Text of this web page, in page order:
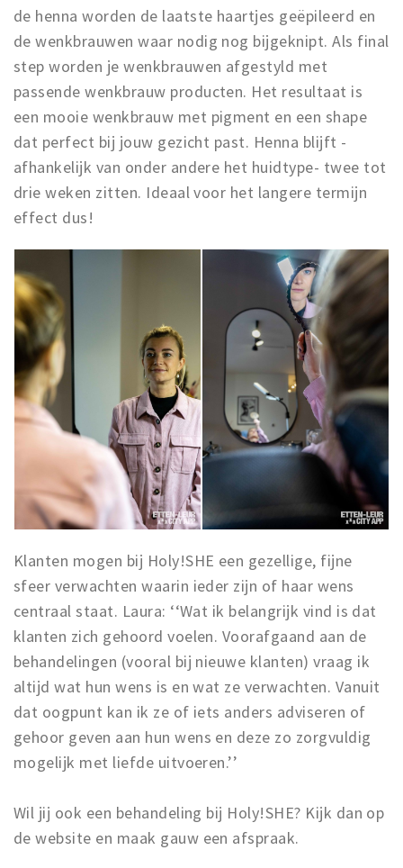
de henna worden de laatste haartjes geëpileerd en
de wenkbrauwen waar nodig nog bijgeknipt. Als final
step worden je wenkbrauwen afgestyld met
passende wenkbrauw producten. Het resultaat is
een mooie wenkbrauw met pigment en een shape
dat perfect bij jouw gezicht past. Henna blijft -
afhankelijk van onder andere het huidtype- twee tot
drie weken zitten. Ideaal voor het langere termijn
effect dus!
Klanten mogen bij Holy!SHE een gezellige, fijne
sfeer verwachten waarin ieder zijn of haar wens
centraal staat. Laura: ‘‘Wat ik belangrijk vind is dat
klanten zich gehoord voelen. Voorafgaand aan de
behandelingen (vooral bij nieuwe klanten) vraag ik
altijd wat hun wens is en wat ze verwachten. Vanuit
dat oogpunt kan ik ze of iets anders adviseren of
gehoor geven aan hun wens en deze zo zorgvuldig
mogelijk met liefde uitvoeren.’’
Wil jij ook een behandeling bij Holy!SHE? Kijk dan op
de website en maak gauw een afspraak.